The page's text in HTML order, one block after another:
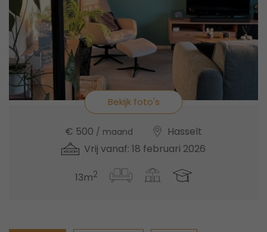
Bekijk foto's
€ 500 / maand
Hasselt
Vrij vanaf: 18 februari 2026
13m2